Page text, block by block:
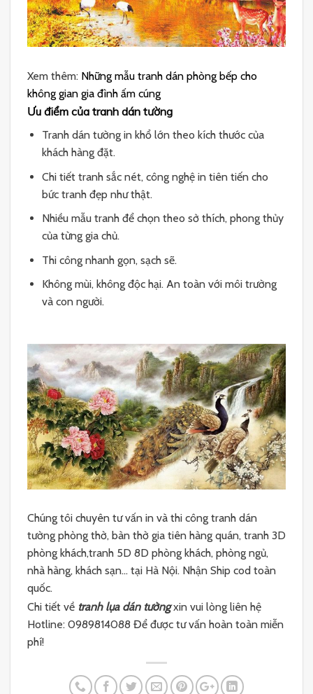
Xem thêm: Những mẫu tranh dán phòng bếp cho
không gian gia đình ấm cúng
Ưu điểm của tranh dán tường
Tranh dán tường in khổ lớn theo kích thước của
khách hàng đặt.
Chi tiết tranh sắc nét, công nghệ in tiên tiến cho
bức tranh đẹp như thật.
Nhiều mẫu tranh để chọn theo sở thích, phong thủy
của từng gia chủ.
Thi công nhanh gọn, sạch sẽ.
Không mùi, không độc hại. An toàn với môi trường
và con người.
Chúng tôi chuyên tư vấn in và thi công tranh dán
tường phòng thờ, bàn thờ gia tiên hàng quán, tranh 3D
phòng khách,tranh 5D 8D phòng khách, phòng ngủ,
nhà hàng, khách sạn… tại Hà Nội. Nhận Ship cod toàn
quốc.
Chi tiết về tranh lụa dán tườngxin vui lòng liên hệ
Hotline: 0989814088 Để được tư vấn hoàn toàn miễn
phí!